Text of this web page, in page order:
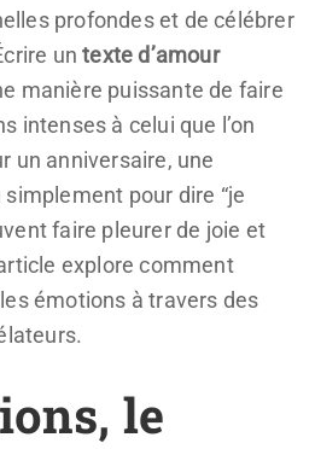
profondes et de célébrer
untexte d’amour
manière puissante de faire
intenses à celui que l’on
un anniversaire, une
pour dire “je
faire pleurer de joie et
explore comment
émotions à travers des
le